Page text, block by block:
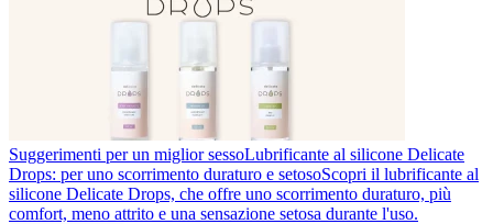
Suggerimenti per un miglior sessoLubrificante al silicone Delicate
Drops: per uno scorrimento duraturo e setosoScopri il lubrificante al
silicone Delicate Drops, che offre uno scorrimento duraturo, più
comfort, meno attrito e una sensazione setosa durante l'uso.